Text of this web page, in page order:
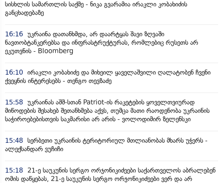
სისხლის სამართლის საქმე - ნიკა გვარამია ირაკლი კობახიძის
განცხადებაზე
16:16 უკრაინა დათანხმდა, არ დაარტყას შავი ზღვაში
ნავთობტანკერებსა და ინფრასტრუქტურას, რომლებიც რუსეთს არ
ეკუთვნის - Bloomberg
16:10 ირაკლი კობახიძე და მიხეილ ყაველაშვილი ღალატობენ ჩვენი
ქვეყნის ინტერესებს - თენგო თევზაძე
15:58 უკრაინას აშშ-სთან Patriot-ის რაკეტების ყოველთვიურად
მიწოდების შესახებ შეთანხმება აქვს, თუმცა მათი რაოდენობა უკრაინის
საჭიროებებისთვის საკმარისი არ არის - ვოლოდიმირ ზელენსკი
15:48 სერბეთი უკრაინის ტერიტორიულ მთლიანობას მხარს უჭერს -
ალექსანდარ ვუჩიჩი
15:18
21-ე საუკუნის სერგო ორჯონიკიძეები საქართველოს აბრალებენ
ომის დაწყებას, 21-ე საუკუნის სერგო ორჯონიკიძეები ვერ და არ